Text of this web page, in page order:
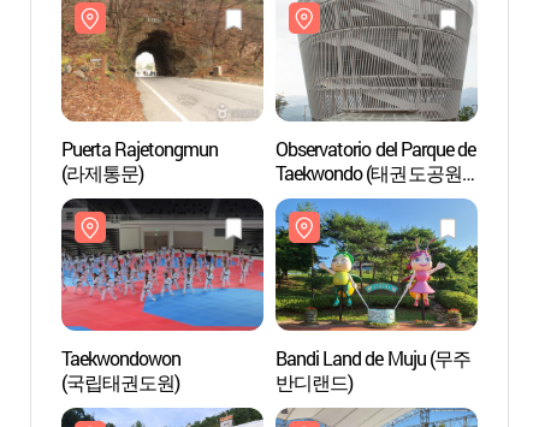
Puerta Rajetongmun
(라제통문)
Observatorio del Parque de
Taekwondo (태권도공원
전망대)
Taekwondowon
(국립태권도원)
Bandi Land de Muju (무주
반디랜드)